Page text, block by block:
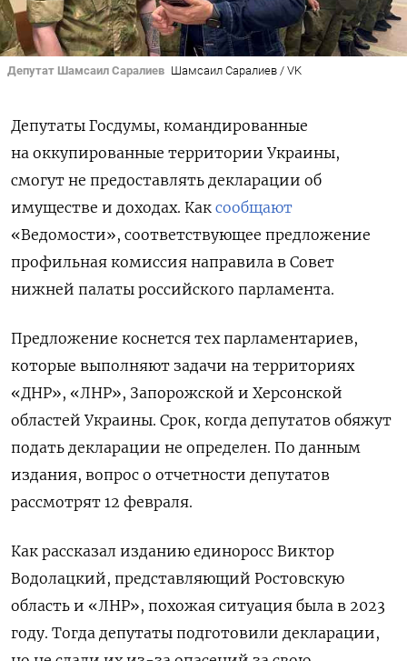
Депутат Шамсаил Саралиев Шамсаил Саралиев / VK
Депутаты Госдумы, командированные
на оккупированные территории Украины,
смогут не предоставлять декларации об
имуществе и доходах. Как сообщают
«Ведомости», соответствующее предложение
профильная комиссия направила в Совет
нижней палаты российского парламента.
Предложение коснется тех парламентариев,
которые выполняют задачи на территориях
«ДНР», «ЛНР», Запорожской и Херсонской
областей Украины. Срок, когда депутатов обяжут
подать декларации не определен. По данным
издания, вопрос о отчетности депутатов
рассмотрят 12 февраля.
Как рассказал изданию единоросс Виктор
Водолацкий, представляющий Ростовскую
область и «ЛНР», похожая ситуация была в 2023
году. Тогда депутаты подготовили декларации,